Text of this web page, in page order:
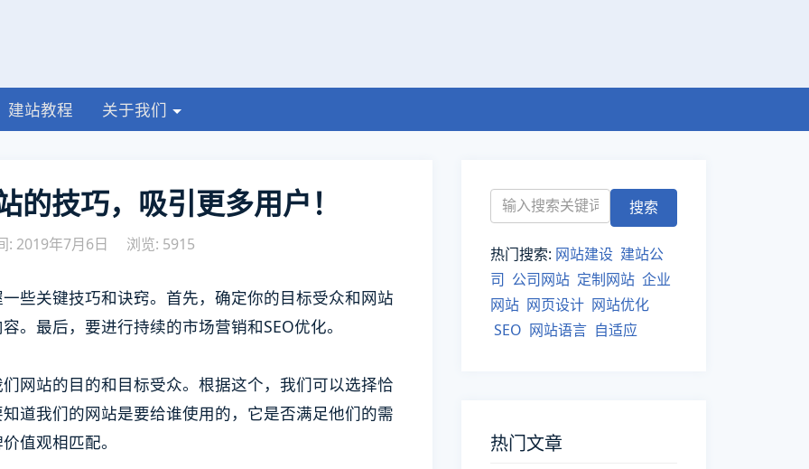
建站教程 关于我们
的技巧，吸引更多用户！
: 2019年7月6日 浏览: 5915
些关键技巧和诀窍。首先，确定你的目标受众和网站
。最后，要进行持续的市场营销和SEO优化。
网站的目的和目标受众。根据这个，我们可以选择恰
道我们的网站是要给谁使用的，它是否满足他们的需
值观相匹配。
热门搜索: 网站建设 建站公
司 公司网站 定制网站 企业
网站 网页设计 网站优化
SEO 网站语言 自适应
热门文章